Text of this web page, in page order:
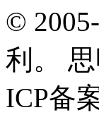
©
利。
ICP备